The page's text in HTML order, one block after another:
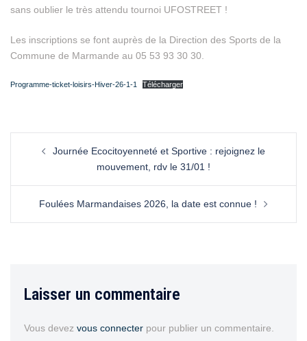
sans oublier le très attendu tournoi UFOSTREET !
Les inscriptions se font auprès de la Direction des Sports de la
Commune de Marmande au 05 53 93 30 30.
Programme-ticket-loisirs-Hiver-26-1-1 Télécharger
Journée Ecocitoyenneté et Sportive : rejoignez le
mouvement, rdv le 31/01 !
Foulées Marmandaises 2026, la date est connue !
Laisser un commentaire
Vous devez vous connecter pour publier un commentaire.